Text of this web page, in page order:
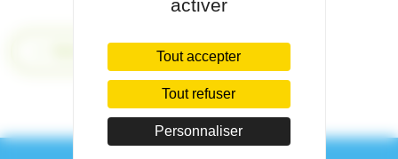
activer
Tout accepter
Tout refuser
Personnaliser